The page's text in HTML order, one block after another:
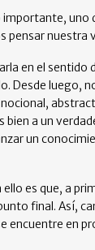
uno
pensar nuestra
en el sentido
Desde luego,
bien a un
un
es que, a
final. Así,
encuentre en